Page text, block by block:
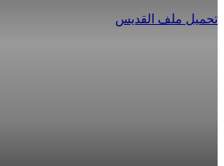
تحميل ملف القديس